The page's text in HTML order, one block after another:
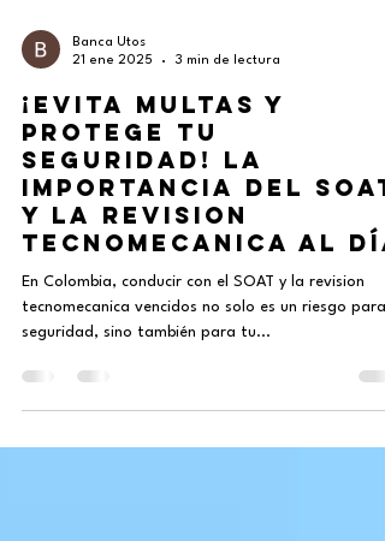
Banca Utos
21 ene 2025
3 min de lectura
¡Evita multas y
protege tu
seguridad! La
importancia del SOAT
y la revision
tecnomecanica al
seguridad, sino también para tu...